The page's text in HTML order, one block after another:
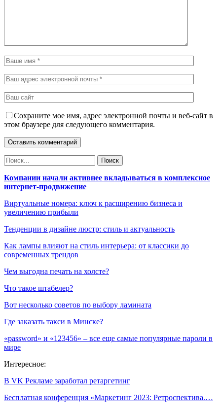
Сохраните мое имя, адрес электронной почты и веб-сайт в
этом браузере для следующего комментария.
Компании начали активнее вкладываться в комплексное
интернет-продвижение
Виртуальные номера: ключ к расширению бизнеса и
увеличению прибыли
Тенденции в дизайне люстр: стиль и актуальность
Как лампы влияют на стиль интерьера: от классики до
современных трендов
Чем выгодна печать на холсте?
Что такое штабелер?
Вот несколько советов по выбору ламината
Где заказать такси в Минске?
«password» и «123456» – все еще самые популярные пароли в
мире
Интересное:
В VK Рекламе заработал ретаргетинг
Бесплатная конференция «Маркетинг 2023: Ретроспектива.…